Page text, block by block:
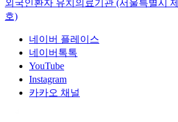
외국인환자 유치의료기관 (서울특별시 제
호)
네이버 플레이스
네이버톡톡
YouTube
Instagram
카카오 채널